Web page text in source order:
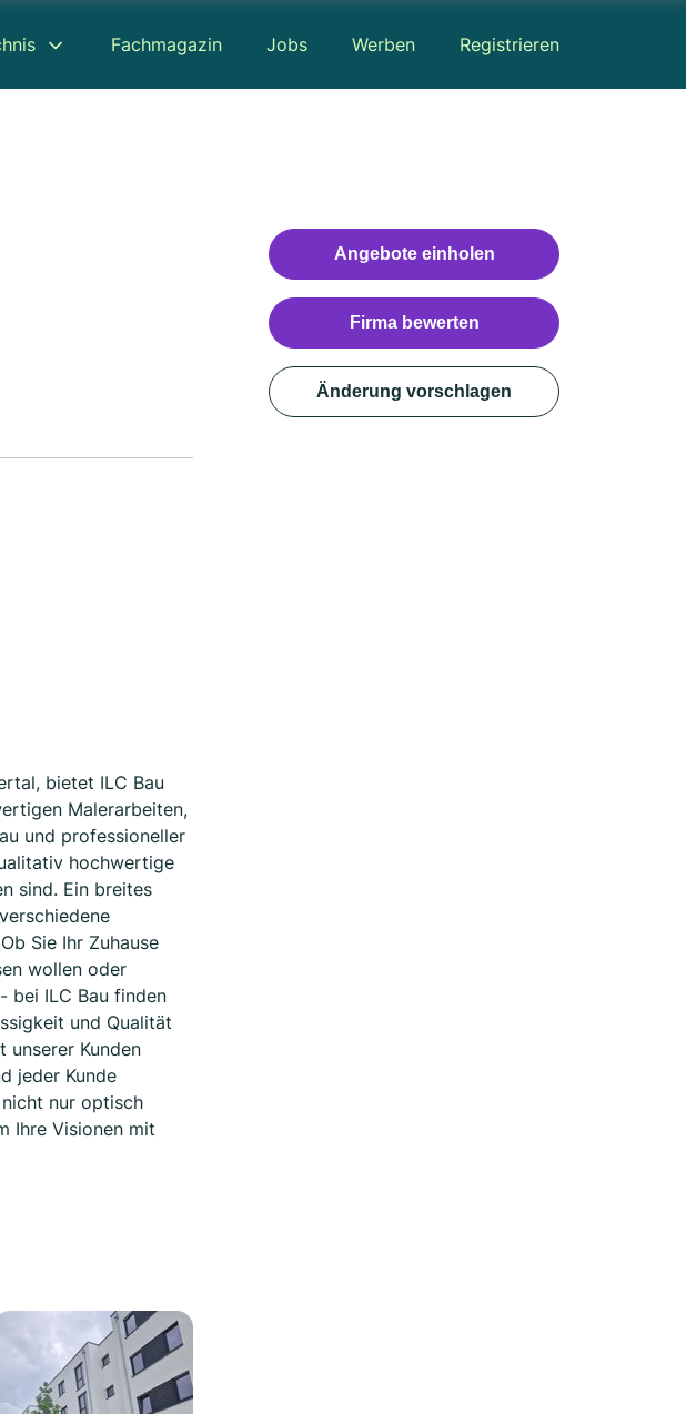
Fachmagazin Jobs Werben Registrieren
bietet ILC Bau
Malerarbeiten,
und professioneller
hochwertige
sind. Ein breites
Sie Ihr Zuhause
wollen oder
bei ILC Bau finden
und Qualität
unserer Kunden
jeder Kunde
nur optisch
Ihre Visionen mit
Angebote einholen
Firma bewerten
Änderung vorschlagen